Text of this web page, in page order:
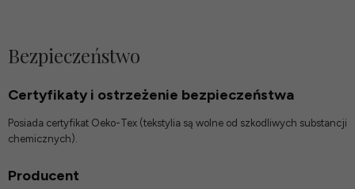
Bezpieczeństwo
Certyfikaty i ostrzeżenie bezpieczeństwa
Posiada certyfikat Oeko-Tex (tekstylia są wolne od szkodliwych substancji
chemicznych).
Producent